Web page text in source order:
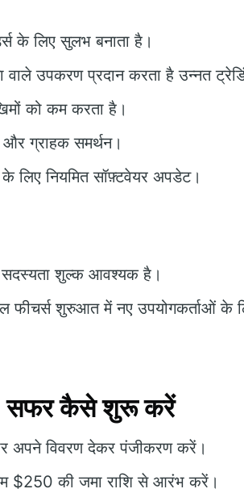
के लिए सुलभ बनाता है।
वाले उपकरण प्रदान करता है उन्नत
को कम करता है।
ग्राहक समर्थन।
के लिए नियमित सॉफ़्टवेयर अपडेट।
सदस्यता शुल्क आवश्यक है।
फीचर्स शुरुआत में नए उपयोगकर्ताओं के
सफर कैसे शुरू करें
अपने विवरण देकर पंजीकरण करें।
$250 की जमा राशि से आरंभ करें।